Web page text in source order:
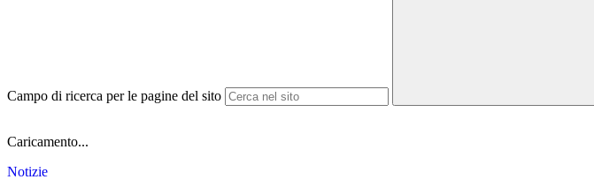
Campo di ricerca per le pagine del sito
Caricamento...
Notizie